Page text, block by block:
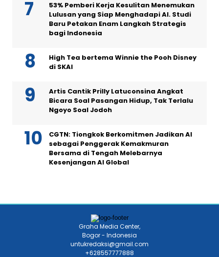
53% Pemberi Kerja Kesulitan Menemukan
Lulusan yang Siap Menghadapi AI. Studi
Baru Petakan Enam Langkah Strategis
bagi Indonesia
High Tea bertema Winnie the Pooh Disney
di SKAI
Artis Cantik Prilly Latuconsina Angkat
Bicara Soal Pasangan Hidup, Tak Terlalu
Ngoyo Soal Jodoh
CGTN: Tiongkok Berkomitmen Jadikan AI
sebagai Penggerak Kemakmuran
Bersama di Tengah Melebarnya
Kesenjangan AI Global
Graha Media Center,
Bogor - Indonesia
untukredaksi@gmail.com
+628557777888